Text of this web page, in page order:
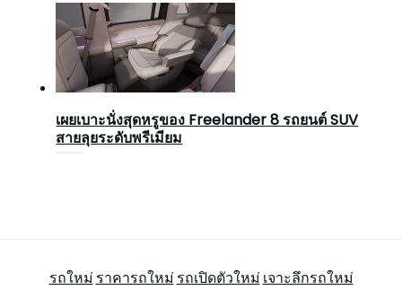
เผยเบาะนั่งสุดหรูของ Freelander 8 รถยนต์ SUV
สายลุยระดับพรีเมียม
รถใหม่ ราคารถใหม่ รถเปิดตัวใหม่ เจาะลึกรถใหม่